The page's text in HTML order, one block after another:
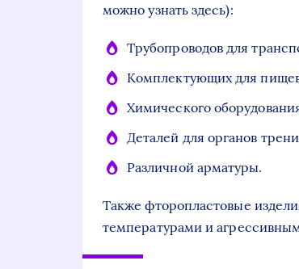
можно узнать здесь):
Трубопроводов для
Комплектующих для
Химического
Деталей для органов
Различной арматуры.
Также фторопластовые
температурами и